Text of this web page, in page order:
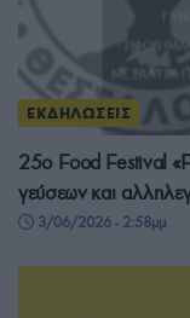
ΕΚΔΗΛΩΣΕΙΣ
25ο Food Festival
γεύσεων και
3/06/2026 - 2:58μμ